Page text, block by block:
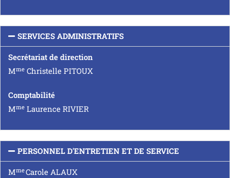
SERVICES ADMINISTRATIFS
Secrétariat de direction
Mme Christelle PITOUX
Comptabilité
Mme Laurence RIVIER
PERSONNEL D'ENTRETIEN ET DE SERVICE
MmeCarole ALAUX